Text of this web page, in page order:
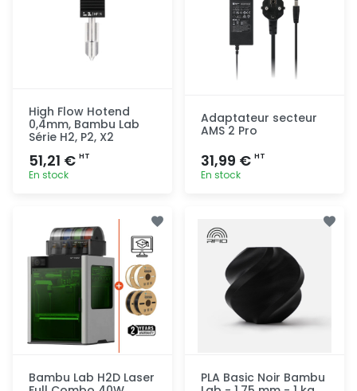
High Flow Hotend
0,4mm, Bambu Lab
Série H2, P2, X2
51,21 € HT
En stock
rapide
Adaptateur secteur
AMS 2 Pro
31,99 € HT
En stock
Bambu Lab H2D Laser
PLA Basic Noir Bambu